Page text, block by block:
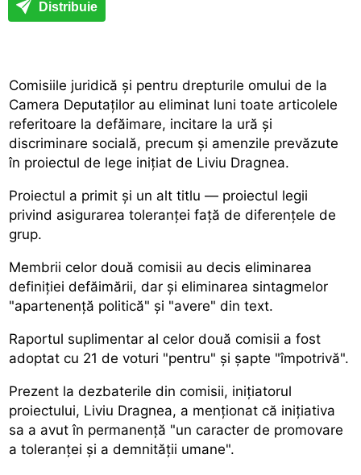
Distribuie
Comisiile juridică și pentru drepturile omului de la
Camera Deputaților au eliminat luni toate articolele
referitoare la defăimare, incitare la ură și
discriminare socială, precum și amenzile prevăzute
în proiectul de lege inițiat de Liviu Dragnea.
Proiectul a primit și un alt titlu — proiectul legii
privind asigurarea toleranței față de diferențele de
grup.
Membrii celor două comisii au decis eliminarea
definiției defăimării, dar și eliminarea sintagmelor
"apartenență politică" și "avere" din text.
Raportul suplimentar al celor două comisii a fost
adoptat cu 21 de voturi "pentru" și șapte "împotrivă".
Prezent la dezbaterile din comisii, inițiatorul
proiectului, Liviu Dragnea, a menționat că inițiativa
sa a avut în permanență "un caracter de promovare
a toleranței și a demnității umane".